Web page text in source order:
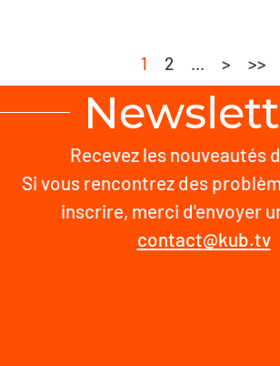
1 2 ... > >>
Recevez les nouveautés
Si vous rencontrez des
inscrire, merci d'envoyer
contact@kub.tv